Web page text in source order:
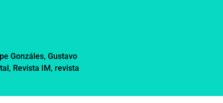
Gonzáles, Gustavo
, Revista IM, revista